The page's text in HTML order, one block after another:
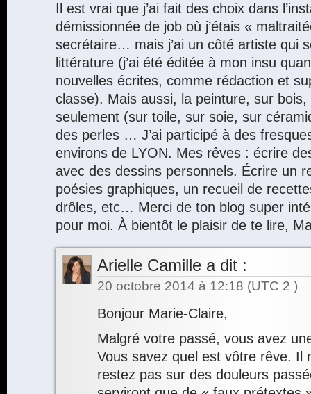
Il est vrai que j’ai fait des choix dans
démissionnée de job où j’étais «
secrétaire… mais j’ai un côté artiste qui
littérature (j’ai été éditée à mon insu
nouvelles écrites, comme rédaction et
classe). Mais aussi, la peinture, sur
seulement (sur toile, sur soie, sur
des perles … J’ai participé à des
environs de LYON. Mes rêves : écrire
avec des dessins personnels. Écrire un
poésies graphiques, un recueil de
drôles, etc… Merci de ton blog super
pour moi. À bientôt le plaisir de te lire,
Arielle Camille a dit :
20 octobre 2014 à 12:18 (UTC 2 )
Bonjour Marie-Claire,
Malgré votre passé, vous avez
Vous savez quel est vôtre rêve. Il
restez pas sur des douleurs